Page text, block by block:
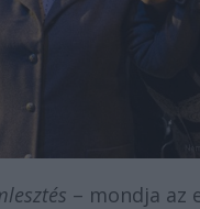
– mondja az